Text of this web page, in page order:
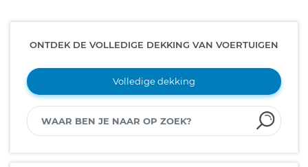
ONTDEK DE VOLLEDIGE DEKKING VAN VOERTUIGEN
Volledige dekking